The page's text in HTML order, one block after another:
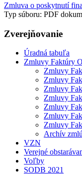
Zmluva o poskytnutí
Typ súboru: PDF
Zverejňovanie
Úradná tabuľa
Zmluvy Faktúry
Zmluvy
Zmluvy
Zmluvy
Zmluvy
Zmluvy
Zmluvy
Zmluvy
Archív
VZN
Verejné
Voľby
SODB 2021